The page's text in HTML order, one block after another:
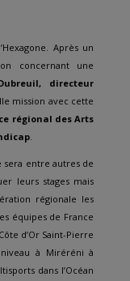
Après un
concernant une
directeur
mission avec cette
régional des Arts
.
sera entre autres de
leurs stages mais
régionale les
équipes de France
d’Or Saint-Pierre
à Miréréni à
dans l’Océan